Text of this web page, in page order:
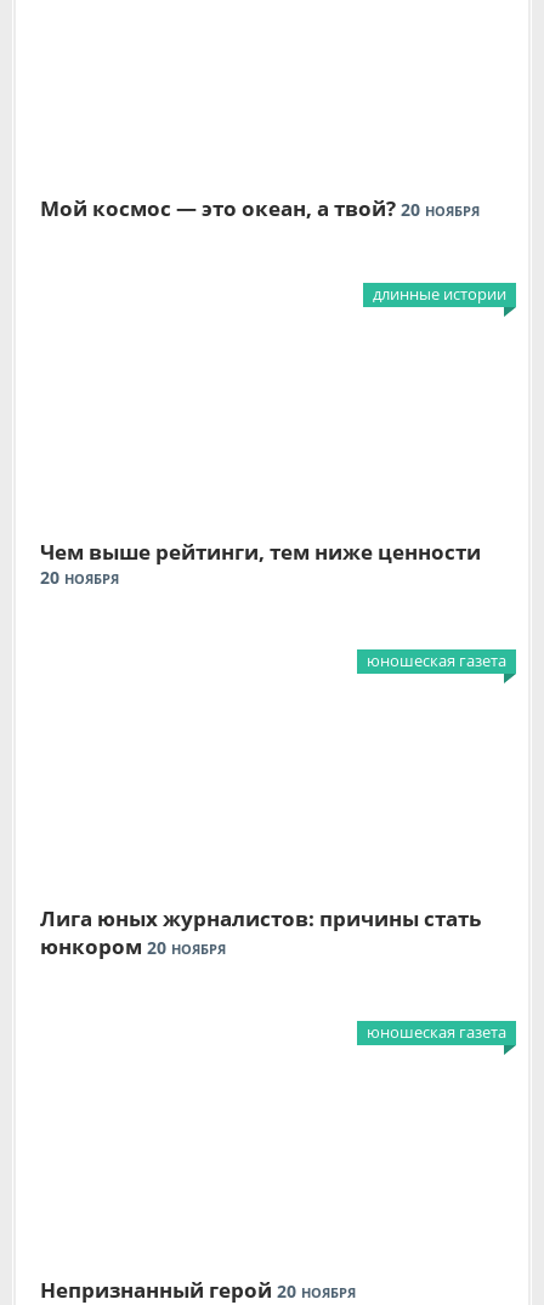
Мой космос — это океан, а твой? 20 НОЯБРЯ
длинные истории
Чем выше рейтинги, тем ниже ценности
20 НОЯБРЯ
юношеская газета
Лига юных журналистов: причины стать
юнкором 20 НОЯБРЯ
юношеская газета
Непризнанный герой 20 НОЯБРЯ